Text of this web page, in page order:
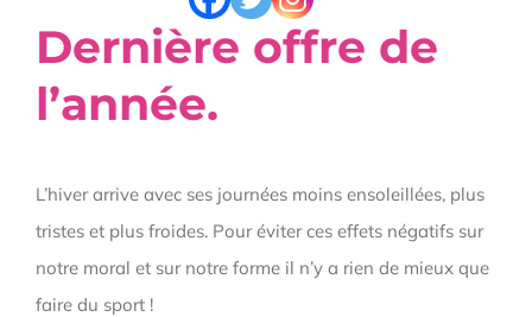
Dernière offre de
l’année.
L’hiver arrive avec ses journées moins ensoleillées, plus
tristes et plus froides. Pour éviter ces effets négatifs sur
notre moral et sur notre forme il n’y a rien de mieux que
faire du sport !